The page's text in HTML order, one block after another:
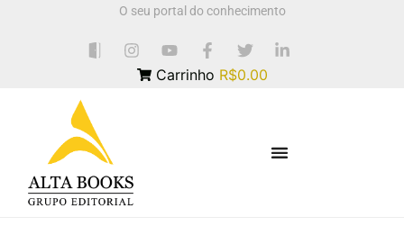
O seu portal do conhecimento
Carrinho R$0.00